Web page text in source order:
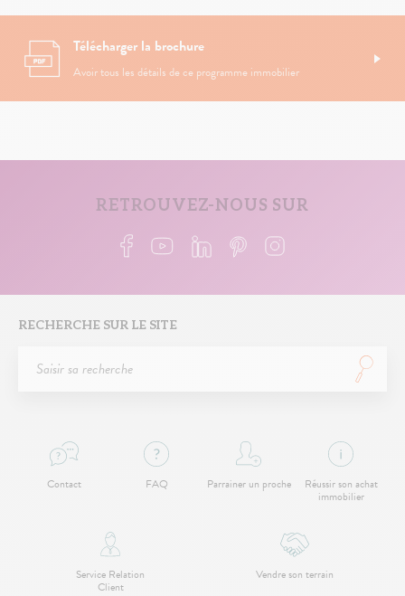
Télécharger la brochure
Avoir tous les détails de ce programme immobilier
RETROUVEZ-NOUS SUR
RECHERCHE SUR LE SITE
Contact FAQ Parrainer un proche Réussir son achat
immobilier
Service Relation
Client
Vendre son terrain